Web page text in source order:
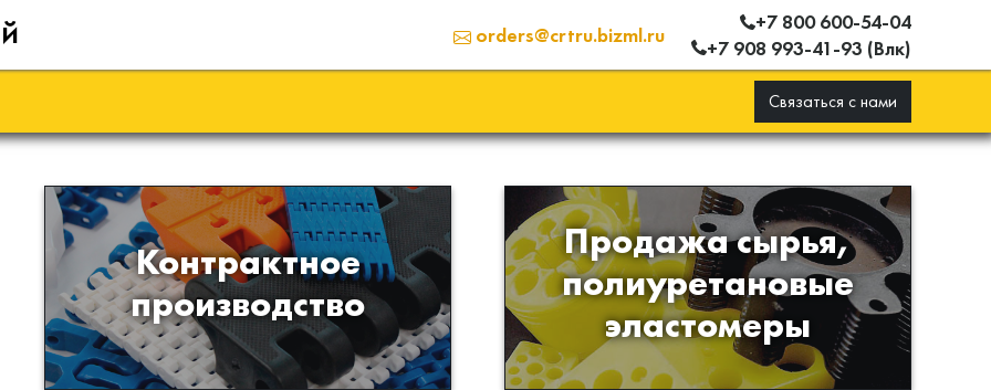
orders@crtru.bizml.ru
+7 800 600-54-04
+7 908 993-41-93 (Влк)
Связаться с нами
Контрактное
производство
Производство изделий из
пластиков и полимеров по
образцам либо чертежам
заказчика
Продажа сырья,
полиуретановые
эластомеры
Продажа сырья для
производства изделий из
полиуретана